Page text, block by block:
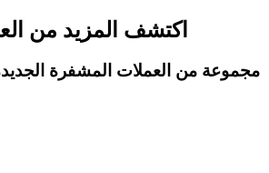
خدمة الاقتراض المدعومة
اكتشف المزيد من
مجموعة من العملات المشفرة